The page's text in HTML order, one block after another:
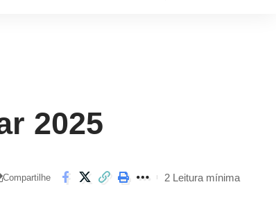
2025
Compartilhe 2 Leitura mínima